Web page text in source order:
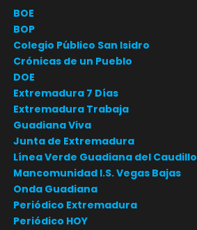
BOE
BOP
Colegio Público San Isidro
Crónicas de un Pueblo
DOE
Extremadura 7 Días
Extremadura Trabaja
Guadiana Viva
Junta de Extremadura
Línea Verde Guadiana del Caudillo
Mancomunidad I.S. Vegas Bajas
Onda Guadiana
Periódico Extremadura
Periódico HOY